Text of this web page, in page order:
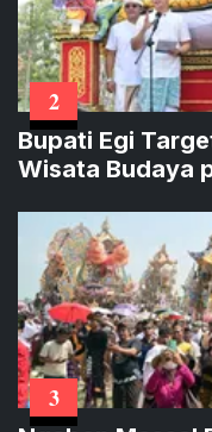
2
Bupati Egi
Wisata Budaya
3